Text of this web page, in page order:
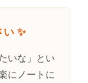
✨
いな」とい
にノートに